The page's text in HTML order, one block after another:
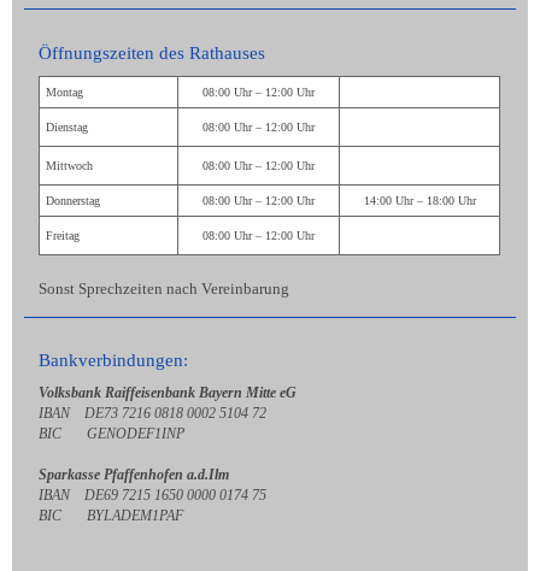
Öffnungszeiten des Rathauses
Montag 08:00 Uhr – 12:00 Uhr
Dienstag 08:00 Uhr – 12:00 Uhr
Mittwoch 08:00 Uhr – 12:00 Uhr
Donnerstag 08:00 Uhr – 12:00 Uhr 14:00 Uhr – 18:00 Uhr
Freitag 08:00 Uhr – 12:00 Uhr
Sonst Sprechzeiten nach Vereinbarung
Bankverbindungen:
Volksbank Raiffeisenbank Bayern Mitte eG
IBAN DE73 7216 0818 0002 5104 72
BIC GENODEF1INP
Sparkasse Pfaffenhofen a.d.Ilm
IBAN DE69 7215 1650 0000 0174 75
BIC BYLADEM1PAF